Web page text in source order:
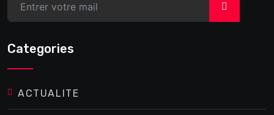
>
Categories
ACTUALITE